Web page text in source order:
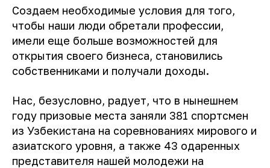
Создаем необходимые условия для того,
чтобы наши люди обретали профессии,
имели еще больше возможностей для
открытия своего бизнеса, становились
собственниками и получали доходы.
Нас, безусловно, радует, что в нынешнем
году призовые места заняли 381 спортсмен
из Узбекистана на соревнованиях мирового и
азиатского уровня, а также 43 одаренных
представителя нашей молодежи на